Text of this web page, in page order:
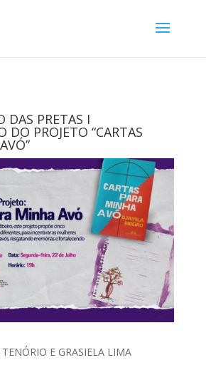
DAS PRETAS I
DO PROJETO “CARTAS
E GRASIELA LIMA